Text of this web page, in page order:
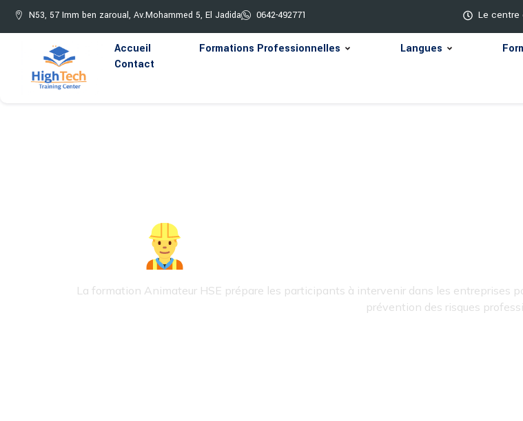
N53, 57 Imm ben zaroual, Av.Mohammed 5, El Jadida 0642-492771 Le centre
Accueil Formations Professionnelles Langues
Contact
La formation Animateur HSE prépare les participants à intervenir dans les entreprises
prévention des risques